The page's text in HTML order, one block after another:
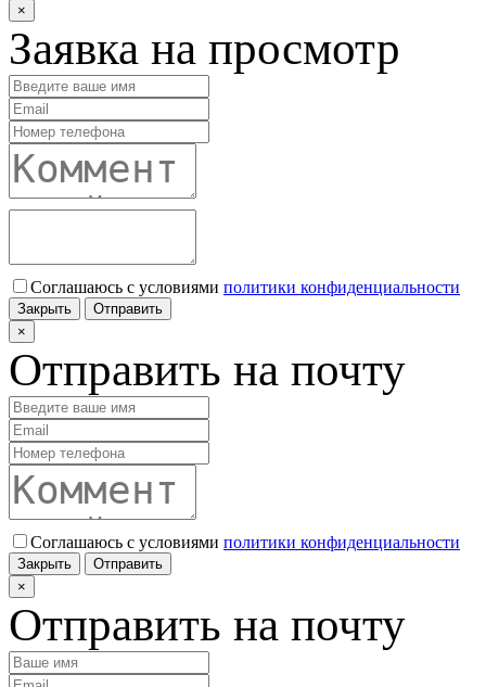
×
Заявка на просмотр
Соглашаюсь с условиями политики конфиденциальности
Закрыть
Отправить
×
Отправить на почту
Соглашаюсь с условиями политики конфиденциальности
Закрыть
Отправить
×
Отправить на почту